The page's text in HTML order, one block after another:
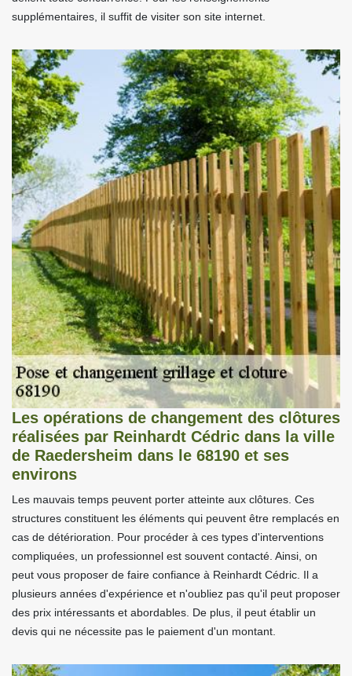
supplémentaires, il suffit de visiter son site internet.
Les opérations de changement des clôtures
réalisées par Reinhardt Cédric dans la ville
de Raedersheim dans le 68190 et ses
environs
Les mauvais temps peuvent porter atteinte aux clôtures. Ces
structures constituent les éléments qui peuvent être remplacés en
cas de détérioration. Pour procéder à ces types d'interventions
compliquées, un professionnel est souvent contacté. Ainsi, on
peut vous proposer de faire confiance à Reinhardt Cédric. Il a
plusieurs années d'expérience et n'oubliez pas qu'il peut proposer
des prix intéressants et abordables. De plus, il peut établir un
devis qui ne nécessite pas le paiement d'un montant.